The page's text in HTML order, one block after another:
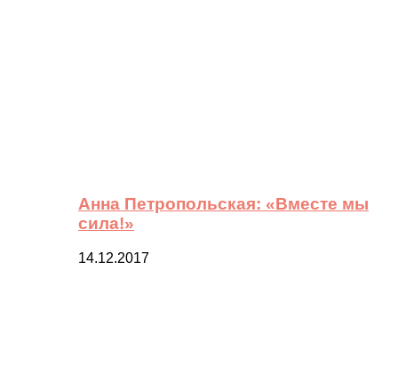
Анна Петропольская: «Вместе мы
сила!»
14.12.2017